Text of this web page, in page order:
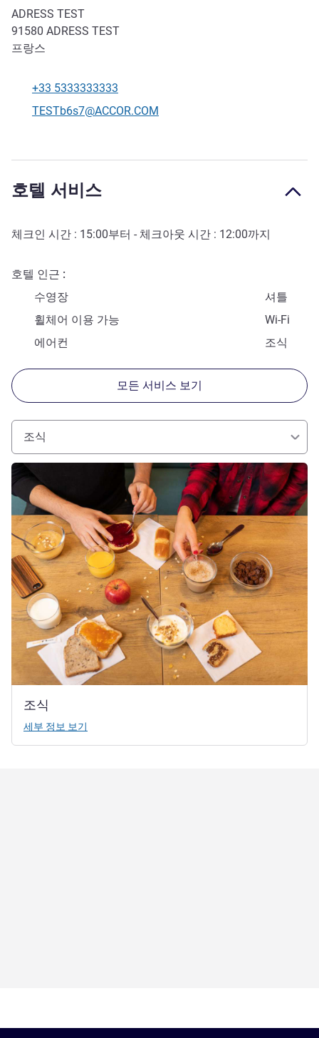
ADRESS TEST
91580 ADRESS TEST
프랑스
전화
+33 5333333333
E-mail
TESTb6s7@ACCOR.COM
호텔 서비스
체크인 시간 : 15:00부터 - 체크아웃 시간 : 12:00까지
호텔 인근
수영장
셔틀
휠체어 이용 가능
Wi-Fi
에어컨
조식
모든 서비스 보기
조식
조식
세부 정보 보기
세부 정보 보기